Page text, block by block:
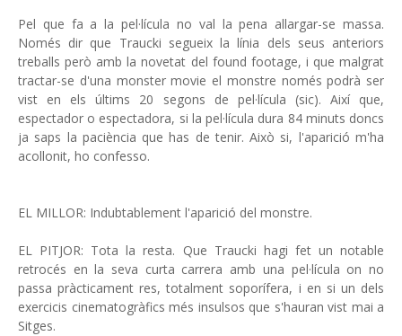
Pel que fa a la pel·lícula no val la pena allargar-se massa.
Només dir que Traucki segueix la línia dels seus anteriors
treballs però amb la novetat del found footage, i que malgrat
tractar-se d'una monster movie el monstre només podrà ser
vist en els últims 20 segons de pel·lícula (sic). Així que,
espectador o espectadora, si la pel·lícula dura 84 minuts doncs
ja saps la paciència que has de tenir. Això si, l'aparició m'ha
acollonit, ho confesso.
EL MILLOR: Indubtablement l'aparició del monstre.
EL PITJOR: Tota la resta. Que Traucki hagi fet un notable
retrocés en la seva curta carrera amb una pel·lícula on no
passa pràcticament res, totalment soporífera, i en si un dels
exercicis cinematogràfics més insulsos que s'hauran vist mai a
Sitges.